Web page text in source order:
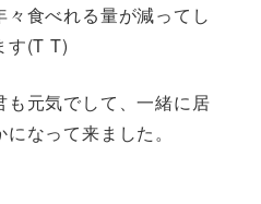
食べれる量が減ってし
す(T T)
元気でして、一緒に居
なって来ました。